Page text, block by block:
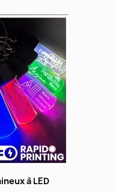
à LED